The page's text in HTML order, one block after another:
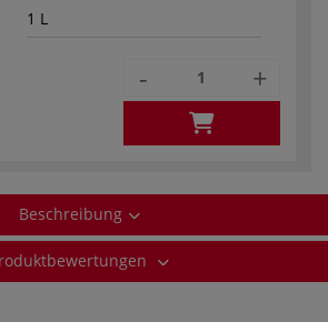
1 L
- +
Beschreibung